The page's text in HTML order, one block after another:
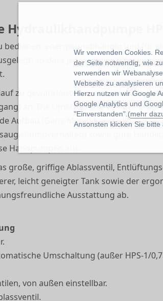
Wir verwenden Cookies.
der Seite notwendig, wie
verwenden wir
Webseite zu analysieren
Hierzu nutzen wir Google
Google Analytics und
"Einverstanden".(mehr
Ansonsten klicken Sie bitte
Hydraulikhandpumpe
energieunab­hängig und für
so dass jeder angeschlossene
zu gewährleisten, bietet Yale fast
an. Die Umschaltung von der 1. auf
Aufbau (Ganz-Metall-Konstruktion),
Pumpverhalten) sowie gute
Handpumpen aus.
große, griffige Ablassventil,
leicht geneigter Tank sowie der
Ausstattung ab.
Umschaltung (außer HPS-1/0,7
von außen einstellbar.